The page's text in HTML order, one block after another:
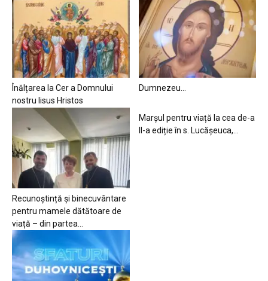
Înălțarea la Cer a Domnului
nostru Iisus Hristos
Dumnezeu…
Recunoștință și binecuvântare
pentru mamele dătătoare de
viață – din partea...
Marșul pentru viață la cea de-a
II-a ediție în s. Lucășeuca,...